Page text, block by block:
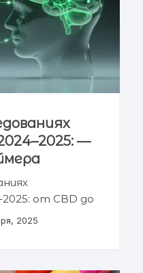
—
от CBD до
2025